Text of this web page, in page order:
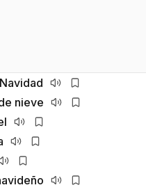
nieve